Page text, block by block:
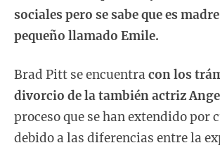
sociales pero se sabe que es
pequeño llamado Emile.
Brad Pitt se encuentra con los
divorcio de la también actriz
proceso que se han extendido por
debido a las diferencias entre la